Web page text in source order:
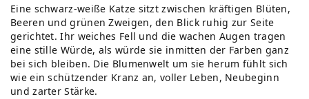
Eine schwarz-weiße Katze sitzt zwischen kräftigen Blüten,
Beeren und grünen Zweigen, den Blick ruhig zur Seite
gerichtet. Ihr weiches Fell und die wachen Augen tragen
eine stille Würde, als würde sie inmitten der Farben ganz
bei sich bleiben. Die Blumenwelt um sie herum fühlt sich
wie ein schützender Kranz an, voller Leben, Neubeginn
und zarter Stärke.